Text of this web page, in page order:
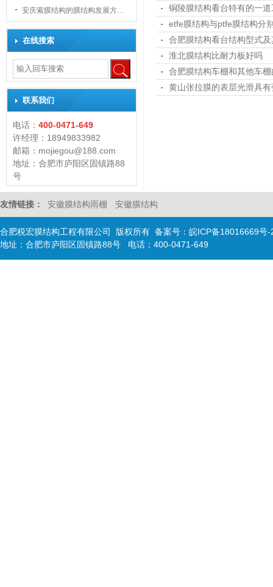
安庆索膜结构的膜结构发展方…
在线搜索
联系我们
电话： 400-0471-649
许经理：18949833982
邮箱：mojiegou@188.com
地址：合肥市庐阳区固镇路88
号
铜陵膜结构看台特有的一道
etfe膜结构与ptfe膜结构分
合肥膜结构看台结构型式
淮北膜结构比耐力板好吗
合肥膜结构车棚和其他车
黄山张拉膜的表层光滑具有
友情链接： 安徽膜结构雨棚 安徽膜结构
合肥税宏膜结构工程有限公司 版权所有 备案号： 皖ICP备18016669号-
地址：合肥市庐阳区固镇路88号 电话：400-0471-649